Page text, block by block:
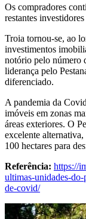
Os compradores
restantes
Troia tornou-se, ao
investimentos
notório pelo número
liderança pelo
diferenciado.
A pandemia da
imóveis em zonas
áreas exteriores. O
excelente
100 hectares para
Referência: https://
ultimas-unidades-do-
de-covid/